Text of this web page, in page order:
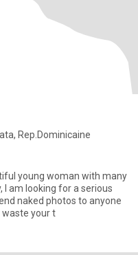
Rep.Dominicaine
young woman with many
am looking for a serious
naked photos to anyone
waste your t